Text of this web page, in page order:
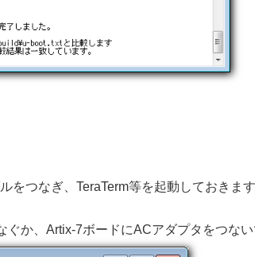
をつなぎ、TeraTerm等を起動しておきま
か、Artix-7ボードにACアダプタをつない